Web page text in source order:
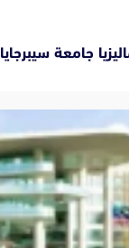
جامعة سيبرجايا